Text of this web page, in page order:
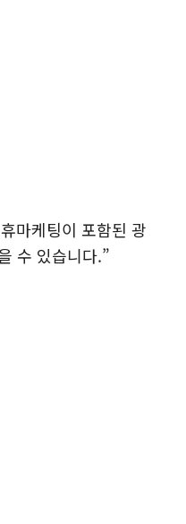
마케팅이 포함된 광
수 있습니다.”